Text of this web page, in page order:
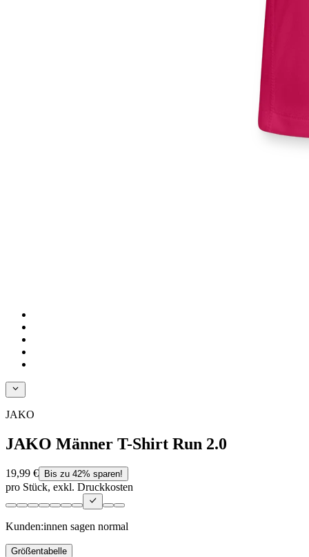
JAKO
JAKO Männer T-Shirt Run 2.0
19,99 € Bis zu 42% sparen!
pro Stück, exkl. Druckkosten
Kunden:innen sagen normal
Größentabelle